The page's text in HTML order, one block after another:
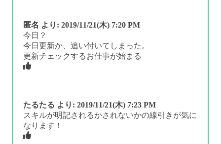
匿名 より: 2019/11/21(木) 7:20 PM
今日？
今日更新か、追い付いてしまった。
更新チェックするお仕事が始まる
たるたる より: 2019/11/21(木) 7:23 PM
スキルが明記されるかされないかの線引きが気に
なります！